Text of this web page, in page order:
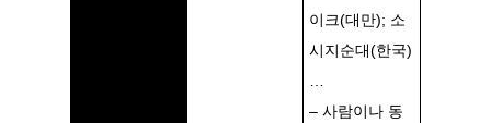
이크(대만); 소
시지순대(한국)
…
– 사람이나 동